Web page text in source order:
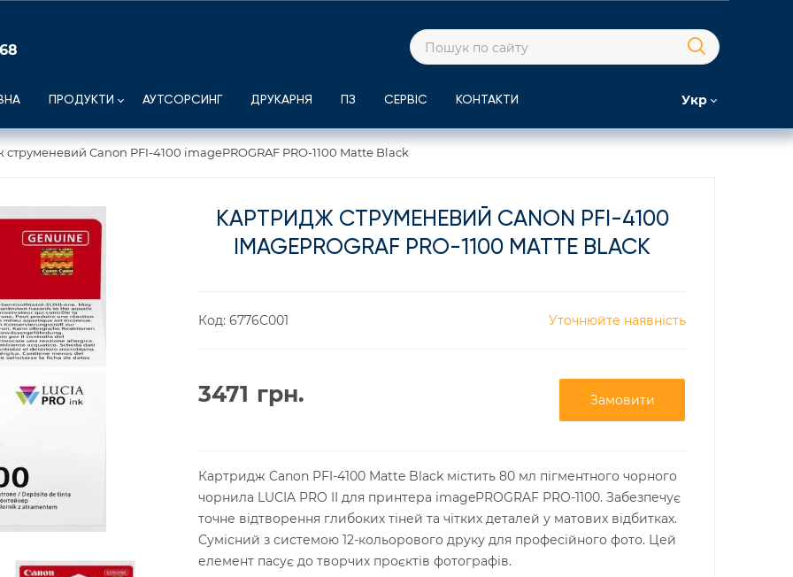
ПРОДУКТИ АУТСОРСИНГ ДРУКАРНЯ ПЗ СЕРВІС КОНТАКТИ Укр
Canon PFI-4100 imagePROGRAF PRO-1100 Matte Black
КАРТРИДЖ СТРУМЕНЕВИЙ CANON PFI-4100
IMAGEPROGRAF PRO-1100 MATTE BLACK
Код: 6776C001 Уточнюйте наявність
3471 грн. Замовити
Картридж Canon PFI-4100 Matte Black містить 80 мл пігментного чорного
чорнила LUCIA PRO II для принтера imagePROGRAF PRO-1100. Забезпечує
точне відтворення глибоких тіней та чітких деталей у матових відбитках.
Сумісний з системою 12-кольорового друку для професійного фото. Цей
елемент пасує до творчих проєктів фотографів.